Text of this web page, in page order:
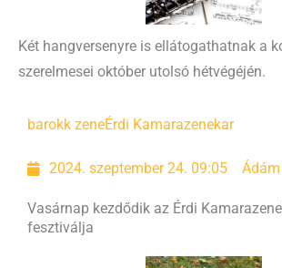
Két hangversenyre is ellátogathatnak a
szerelmesei október utolsó hétvégéjén.
barokk zeneÉrdi Kamarazenekar
2024. szeptember 24. 09:05
Vasárnap kezdődik az Érdi
fesztiválja